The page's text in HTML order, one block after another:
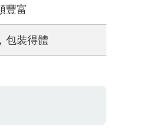
豐富
包裝得體